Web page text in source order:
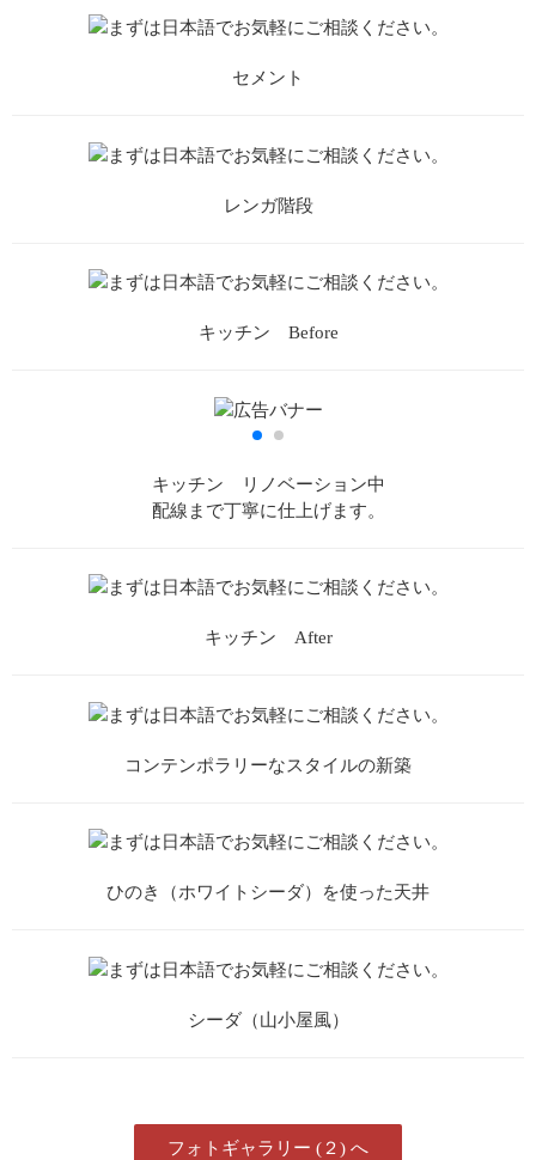
セメント
レンガ階段
キッチン Before
キッチン リノベーション中
配線まで丁寧に仕上げます。
キッチン After
コンテンポラリーなスタイルの新築
ひのき（ホワイトシーダ）を使った天井
シーダ（山小屋風）
フォトギャラリー (２) へ